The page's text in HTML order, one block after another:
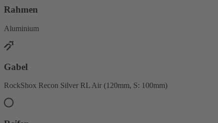
Rahmen
Aluminium
Gabel
RockShox Recon Silver RL Air (120mm, S: 100mm)